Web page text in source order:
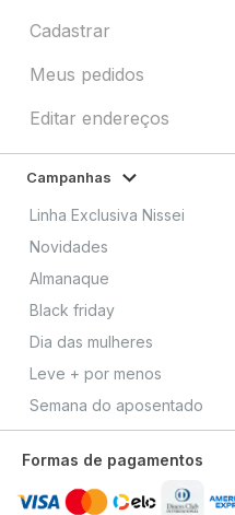
Cadastrar
Meus pedidos
Editar endereços
Campanhas
Linha Exclusiva Nissei
Novidades
Almanaque
Black friday
Dia das mulheres
Leve + por menos
Semana do aposentado
Formas de pagamentos